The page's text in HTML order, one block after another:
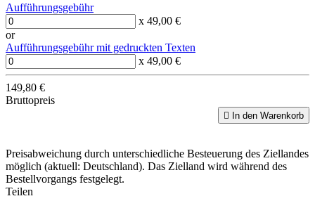
Aufführungsgebühr
x 49,00 €
or
Aufführungsgebühr mit gedruckten Texten
x 49,00 €
149,80 €
Bruttopreis
 In den Warenkorb
Preisabweichung durch unterschiedliche Besteuerung des Ziellandes
möglich (aktuell: Deutschland). Das Zielland wird während des
Bestellvorgangs festgelegt.
Teilen